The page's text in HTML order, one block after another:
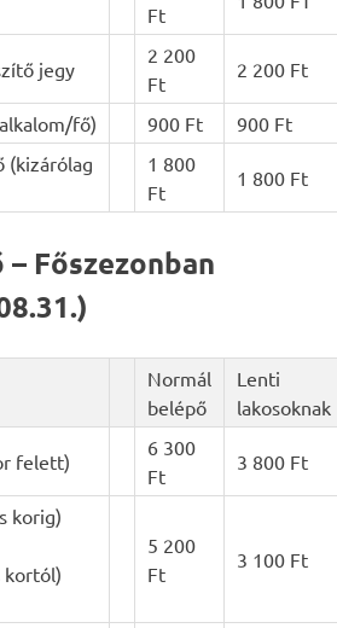
Ft
jegy
2 200
Ft
2 200 Ft
fő) 900 Ft
900 Ft
(kizárólag
1 800
Ft
1 800 Ft
Főszezonban
Normál
belépő
Lenti
lakosoknak
felett)
6 300
Ft
3 800 Ft
korig)
kortól)
5 200
Ft
3 100 Ft